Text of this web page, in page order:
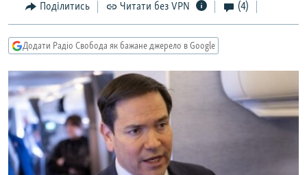
пошукуКУЛЬТУРА
СПОРТ
СВІТ
КРИМ.РЕАЛІЇ
ТИ ЯК?
КИТАЙ.ВИКЛИКИ
МУЛЬТИМЕДІА
ФОТО
СПЕЦПРОЄКТИ
Поділитись Читати без VPN (4)
Додати Радіо Свобода як бажане джерело в Google